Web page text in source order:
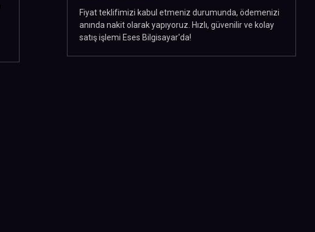
Fiyat teklifimizi kabul etmeniz durumunda, ödemenizi
anında nakit olarak yapıyoruz. Hızlı, güvenilir ve kolay
satış işlemi Eses Bilgisayar'da!